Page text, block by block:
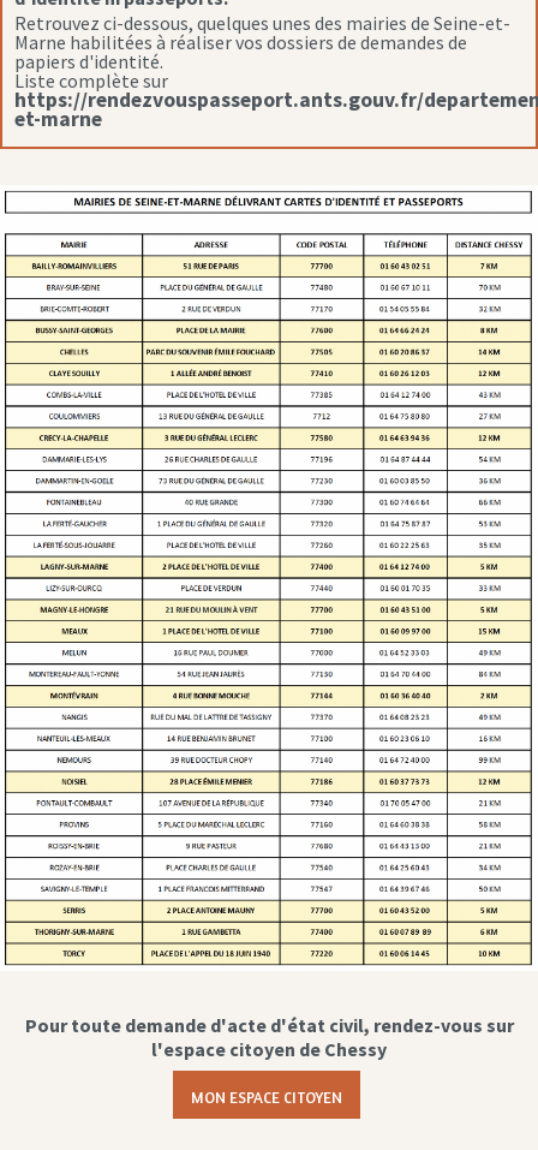
Retrouvez ci-dessous, quelques unes des mairies de Seine-et-
Marne habilitées à réaliser vos dossiers de demandes de
papiers d'identité.
Liste complète sur
https://rendezvouspasseport.ants.gouv.fr/
et-marne
Pour toute demande d'acte d'état civil, rendez-vous sur
l'espace citoyen de Chessy
MON ESPACE CITOYEN